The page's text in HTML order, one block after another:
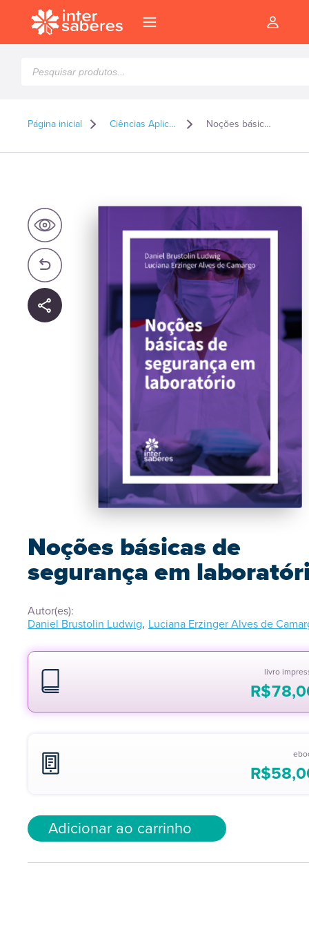
produtos
Página inicial Ciências Aplicadas Noções básicas de segurança em laboratório
Noções básicas de
segurança em
Autor(es):
Daniel Brustolin Ludwig, Luciana Erzinger Alves de
livro
R$
R$
Adicionar ao carrinho